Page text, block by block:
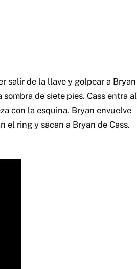
salir de la llave y golpear a Bryan
de siete pies. Cass entra al
con la esquina. Bryan envuelve
el ring y sacan a Bryan de Cass.